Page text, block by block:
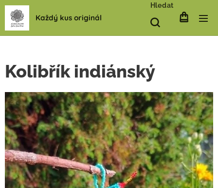
Každý kus originál
Hledat
Kolibřík indiánský